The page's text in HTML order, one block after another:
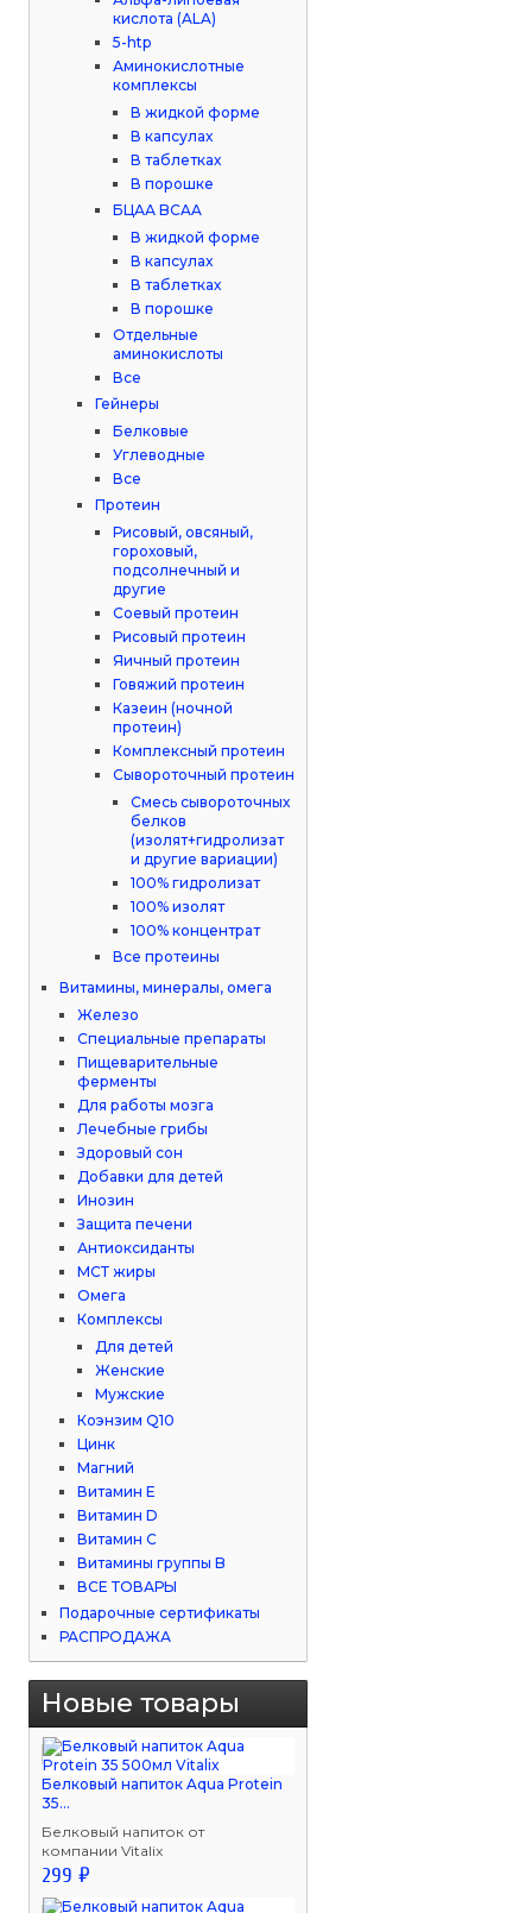
кислота (ALA)
5-htp
Аминокислотные
комплексы
В жидкой форме
В капсулах
В таблетках
В порошке
БЦАА BCAA
В жидкой форме
В капсулах
В таблетках
В порошке
Отдельные
аминокислоты
Все
Гейнеры
Белковые
Углеводные
Все
Протеин
Рисовый, овсяный,
гороховый,
подсолнечный и
другие
Соевый протеин
Рисовый протеин
Яичный протеин
Говяжий протеин
Казеин (ночной
протеин)
Комплексный протеин
Сывороточный протеин
Смесь сывороточных
белков
(изолят+гидролизат
и другие вариации)
100% гидролизат
100% изолят
100% концентрат
Все протеины
Витамины, минералы, омега
Железо
Специальные препараты
Пищеварительные
ферменты
Для работы мозга
Лечебные грибы
Здоровый сон
Добавки для детей
Инозин
Защита печени
Антиоксиданты
МСТ жиры
Омега
Комплексы
Для детей
Женские
Мужские
Коэнзим Q10
Цинк
Магний
Витамин Е
Витамин D
Витамин С
Витамины группы B
ВСЕ ТОВАРЫ
Подарочные сертификаты
РАСПРОДАЖА
Новые товары
Белковый напиток Aqua Protein
35...
Белковый напиток от
компании Vitalix
299 ₽